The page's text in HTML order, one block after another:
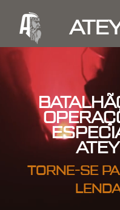
ATEY
TORNE-SE